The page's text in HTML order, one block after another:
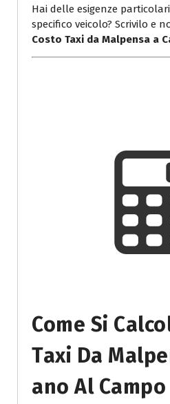
Hai delle esigenze
specifico veicolo? Scrivilo e
Costo Taxi da Malpensa a
Come Si
Taxi Da
Ano Al Campo